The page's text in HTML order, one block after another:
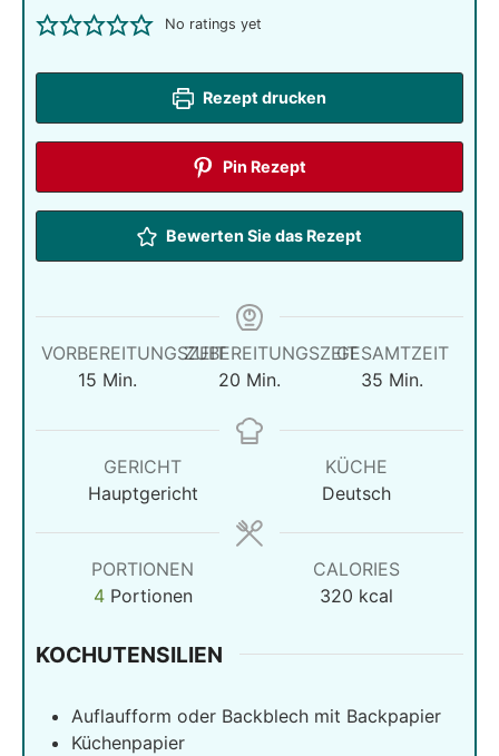
No ratings yet
Rezept drucken
Pin Rezept
Bewerten Sie das Rezept
VORBEREITUNGSZEIT
15Minuten
Min.
ZUBEREITUNGSZEIT
20 Minuten
Min.
GESAMTZEIT
35 Minuten
Min.
GERICHT
Hauptgericht
KÜCHE
Deutsch
PORTIONEN
4 Portionen
CALORIES
320 kcal
KOCHUTENSILIEN
Auflaufform oder Backblech mit Backpapier
Küchenpapier